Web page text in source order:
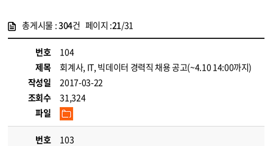
총게시물 :304건 페이지 :21/31
번호
104
제목
회계사, IT, 빅데이터 경력직 채용 공고(~4.10 14:00까지)
작성일
2017-03-22
조회수
31,324
파일
번호
103